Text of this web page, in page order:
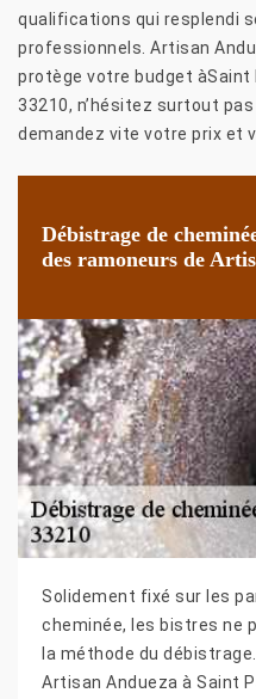
qualifications qui resplendi
professionnels. Artisan
protège votre budget àSaint
33210, n’hésitez surtout
demandez vite votre prix et
Débistrage de
des ramoneurs de
Solidement fixé sur les
cheminée, les bistres ne
la méthode du
Artisan Andueza à Saint